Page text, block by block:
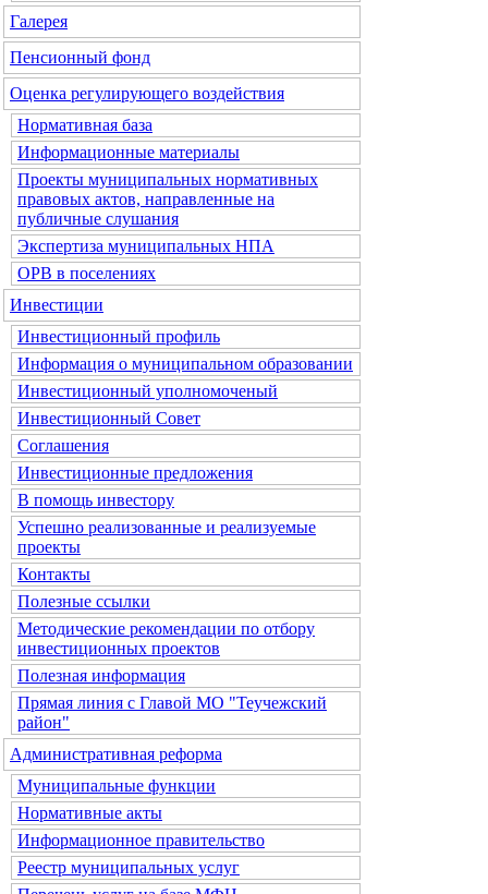
Галерея
Пенсионный фонд
Оценка регулирующего воздействия
Нормативная база
Информационные материалы
Проекты муниципальных нормативных
правовых актов, направленные на
публичные слушания
Экспертиза муниципальных НПА
ОРВ в поселениях
Инвестиции
Инвестиционный профиль
Информация о муниципальном образовании
Инвестиционный уполномоченый
Инвестиционный Совет
Соглашения
Инвестиционные предложения
В помощь инвестору
Успешно реализованные и реализуемые
проекты
Контакты
Полезные ссылки
Методические рекомендации по отбору
инвестиционных проектов
Полезная информация
Прямая линия с Главой МО "Теучежский
район"
Административная реформа
Муниципальные функции
Нормативные акты
Информационное правительство
Реестр муниципальных услуг